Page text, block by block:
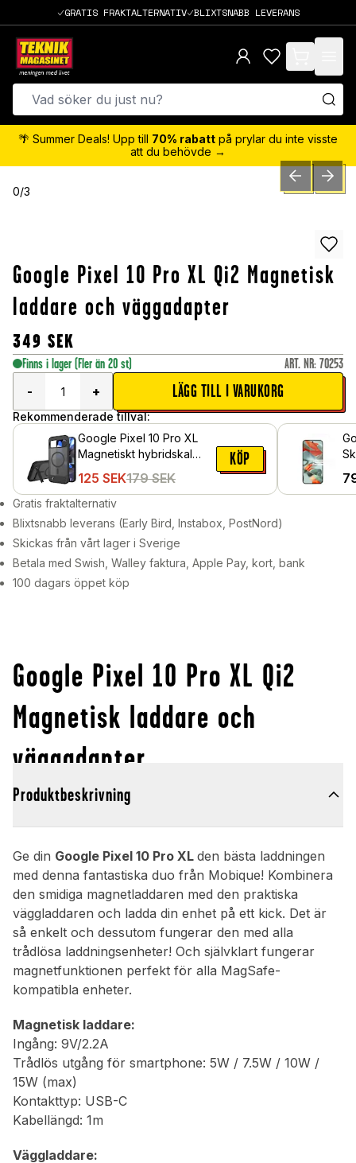
GRATIS FRAKTALTERNATIV BLIXTSNABB LEVERANS
items in cart,
🌴 Summer Deals! Upp till 70% rabatt på prylar du inte visste
att du behövde →
0/3 PREVIOUSNEXT
Google Pixel 10 Pro XL Qi2 Magnetisk
laddare och väggadapter
349 SEK
Finns i lager (Fler än 20 st) ART. NR: 70253
-
+ LÄGG TILL I VARUKORG
Rekommenderade tillval:
Google Pixel 10 Pro XL
Magnetiskt hybridskal
125 SEK179 SEK
KÖP
Gratis fraktalternativ
Blixtsnabb leverans (Early Bird, Instabox, PostNord)
Skickas från vårt lager i Sverige
Betala med Swish, Walley faktura, Apple Pay, kort, bank
100 dagars öppet köp
Google Pixel 10 Pro XL Qi2
Magnetisk laddare och
väggadapter
Produktbeskrivning
Ge din Google Pixel 10 Pro XL den bästa laddningen
med denna fantastiska duo från Mobique! Kombinera
den smidiga magnetladdaren med den praktiska
väggladdaren och ladda din enhet på ett kick. Det är
så enkelt och dessutom fungerar den med alla
trådlösa laddningsenheter! Och självklart fungerar
magnetfunktionen perfekt för alla MagSafe-
kompatibla enheter.
Magnetisk laddare:
Ingång: 9V/2.2A
Trådlös utgång för smartphone: 5W / 7.5W / 10W /
15W (max)
Kontakttyp: USB-C
Kabellängd: 1m
Väggladdare: